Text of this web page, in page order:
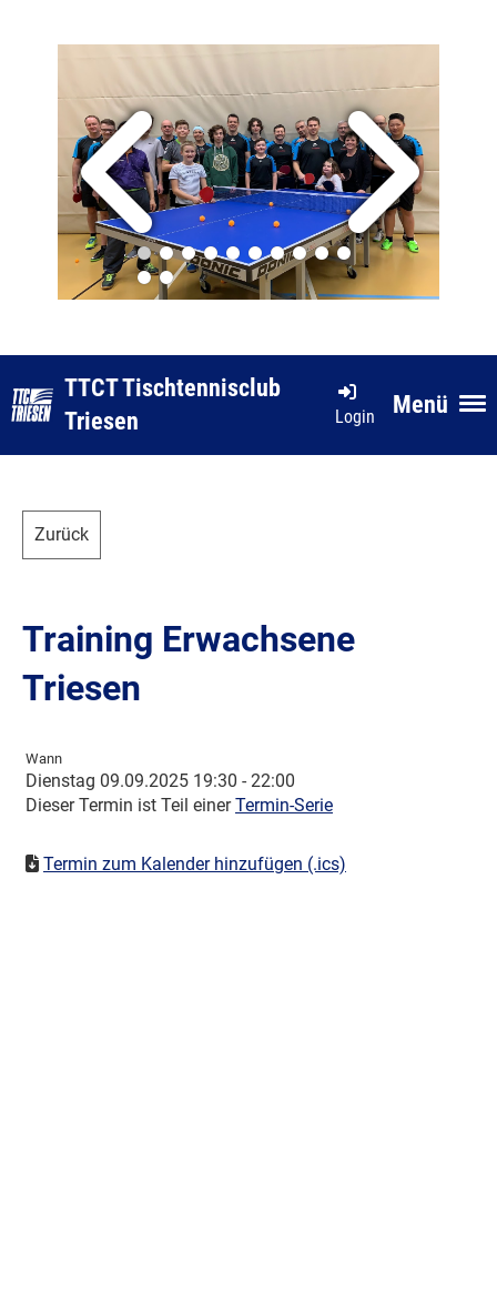
Menü
Login
TTCT Tischtennisclub
Triesen
Zurück
Training Erwachsene
Triesen
Wann
Dienstag 09.09.2025 19:30 - 22:00
Dieser Termin ist Teil einerTermin-Serie
Termin zum Kalender hinzufügen (.ics)